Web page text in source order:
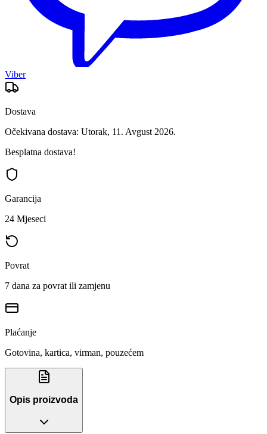
Viber
Dostava
Očekivana dostava: Utorak, 11. Avgust 2026.
Besplatna dostava!
Garancija
24 Mjeseci
Povrat
7 dana za povrat ili zamjenu
Plaćanje
Gotovina, kartica, virman, pouzećem
Opis proizvoda